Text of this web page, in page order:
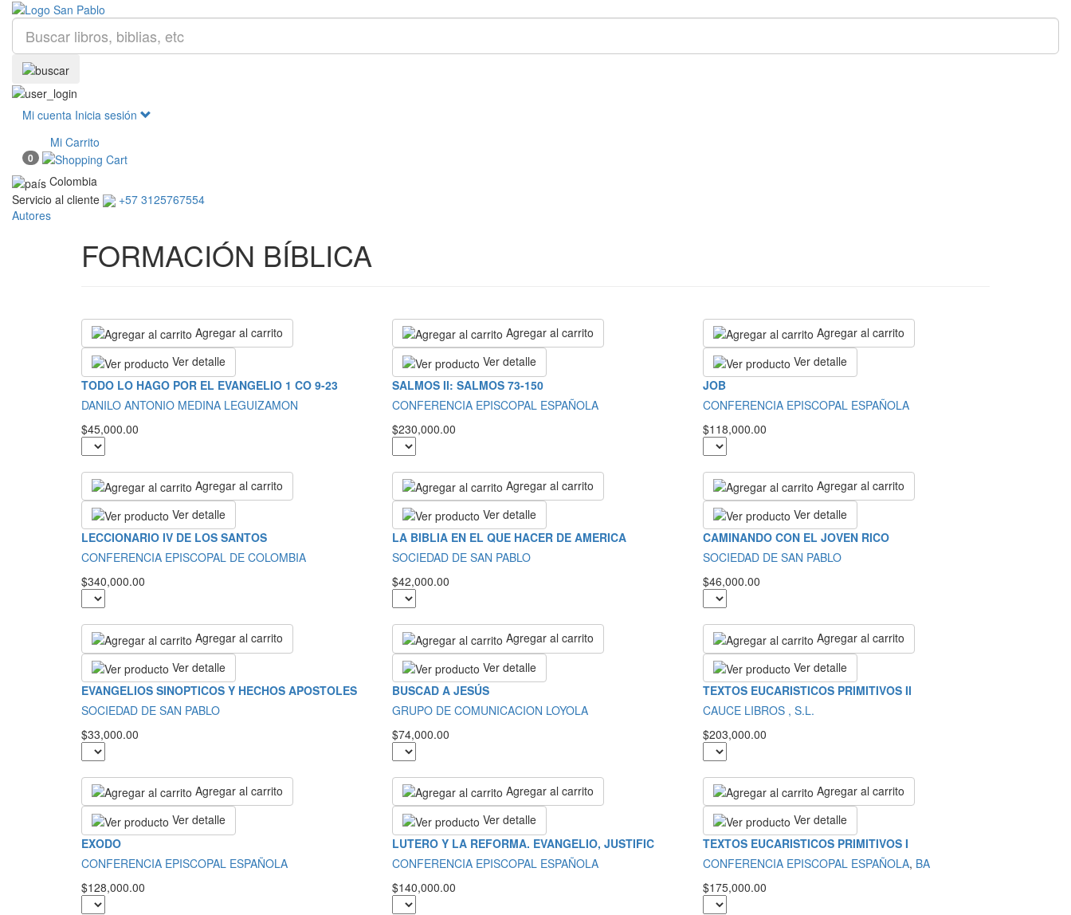
Mi cuenta Inicia sesión
Mi Carrito
0
Colombia
Servicio al cliente
+57 3125767554
Autores
FORMACIÓN BÍBLICA
Agregar al carrito
Ver detalle
TODO LO HAGO POR EL EVANGELIO 1 CO 9-23
DANILO ANTONIO MEDINA LEGUIZAMON
$45,000.00
Agregar al carrito
Ver detalle
SALMOS II: SALMOS 73-150
CONFERENCIA EPISCOPAL ESPAÑOLA
$230,000.00
Agregar al carrito
Ver detalle
JOB
CONFERENCIA EPISCOPAL ESPAÑOLA
$118,000.00
Agregar al carrito
Ver detalle
LECCIONARIO IV DE LOS SANTOS
CONFERENCIA EPISCOPAL DE COLOMBIA
$340,000.00
Agregar al carrito
Ver detalle
LA BIBLIA EN EL QUE HACER DE AMERICA
SOCIEDAD DE SAN PABLO
$42,000.00
Agregar al carrito
Ver detalle
CAMINANDO CON EL JOVEN RICO
SOCIEDAD DE SAN PABLO
$46,000.00
Agregar al carrito
Ver detalle
EVANGELIOS SINOPTICOS Y HECHOS APOSTOLES
SOCIEDAD DE SAN PABLO
$33,000.00
Agregar al carrito
Ver detalle
BUSCAD A JESÚS
GRUPO DE COMUNICACION LOYOLA
$74,000.00
Agregar al carrito
Ver detalle
TEXTOS EUCARISTICOS PRIMITIVOS II
CAUCE LIBROS , S.L.
$203,000.00
Agregar al carrito
Ver detalle
EXODO
CONFERENCIA EPISCOPAL ESPAÑOLA
$128,000.00
Agregar al carrito
Ver detalle
LUTERO Y LA REFORMA. EVANGELIO, JUSTIFIC
CONFERENCIA EPISCOPAL ESPAÑOLA
$140,000.00
Agregar al carrito
Ver detalle
TEXTOS EUCARISTICOS PRIMITIVOS I
CONFERENCIA EPISCOPAL ESPAÑOLA, BA
$175,000.00